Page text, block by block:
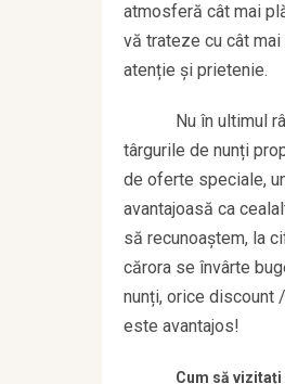
atmosferă cât mai
vă trateze cu cât mai
atenție și prietenie.
Nu în ultimul
târgurile de nunți
de oferte speciale,
avantajoasă ca
să recunoaștem, la
cărora se învârte
nunți, orice discount
este avantajos!
Cum să vizitați